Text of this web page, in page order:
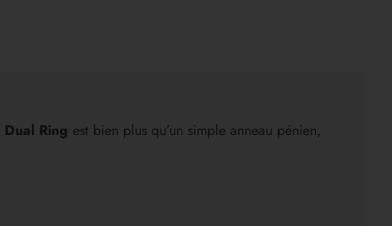
Ring est bien plus qu’un simple anneau pénien,